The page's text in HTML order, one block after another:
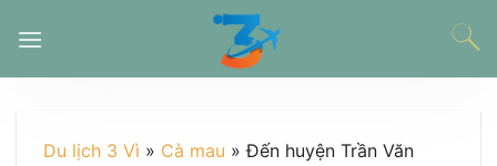
đến
Du lịch 3 Vì » Cà mau »Đến huyện Trần Văn